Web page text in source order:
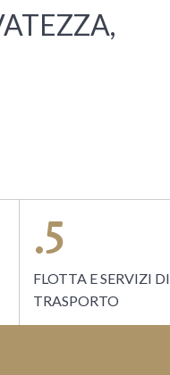
.5
FLOTTA E SERVIZI DI
TRASPORTO